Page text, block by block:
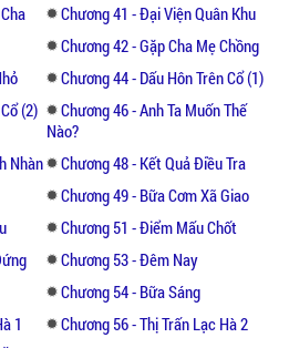
chúng ta nghỉ ngơi đi.”
nhở
rồi gật đầu, tắt đèn ở
chuẩn bị ngủ.
tay kia lần mò lên người
trong quần áo của cô,
loáng kia, sau đó, chợt
lạnh lùng nói.
Chương 41 - Đại Viện Quân Khu
Chương 42 - Gặp Cha Mẹ Chồng
Chương 44 - Dấu Hôn Trên Cổ (1)
(2)
Chương 46 - Anh Ta Muốn Thế
Nào?
Nhàn
Chương 48 - Kết Quả Điều Tra
Chương 49 - Bữa Cơm Xã Giao
Chương 51 - Điểm Mấu Chốt
Chương 53 - Đêm Nay
Chương 54 - Bữa Sáng
1
Chương 56 - Thị Trấn Lạc Hà 2